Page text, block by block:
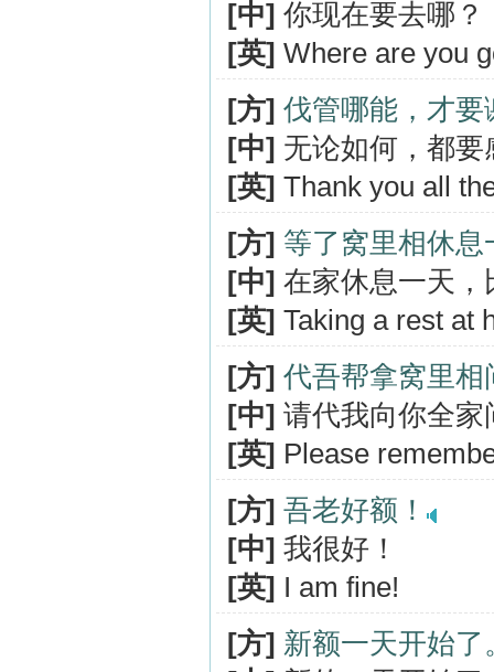
[中] 你现在要去哪？
[英] Where are you
[方] 伐管哪能，才要
[中] 无论如何，都要
[英] Thank you all
[方] 等了窝里相休
[中] 在家休息一天，
[英] Taking a rest at
[方] 代吾帮拿窝里相
[中] 请代我向你全家
[英] Please
[方] 吾老好额！
[中] 我很好！
[英] I am fine!
[方] 新额一天开始了